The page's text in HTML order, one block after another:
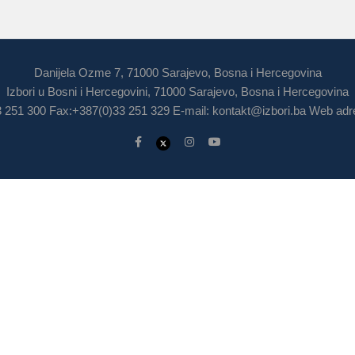
Danijela Ozme 7, 71000 Sarajevo, Bosna i Hercegovina
Izbori u Bosni i Hercegovini, 71000 Sarajevo, Bosna i Hercegovina
251 300 Fax:+387(0)33 251 329 E-mail: kontakt@izbori.baWeb